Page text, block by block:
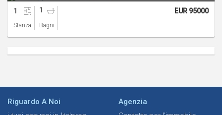
1
Stanza
1
Bagni
EUR 95000
Riguardo A Noi
Agenzia